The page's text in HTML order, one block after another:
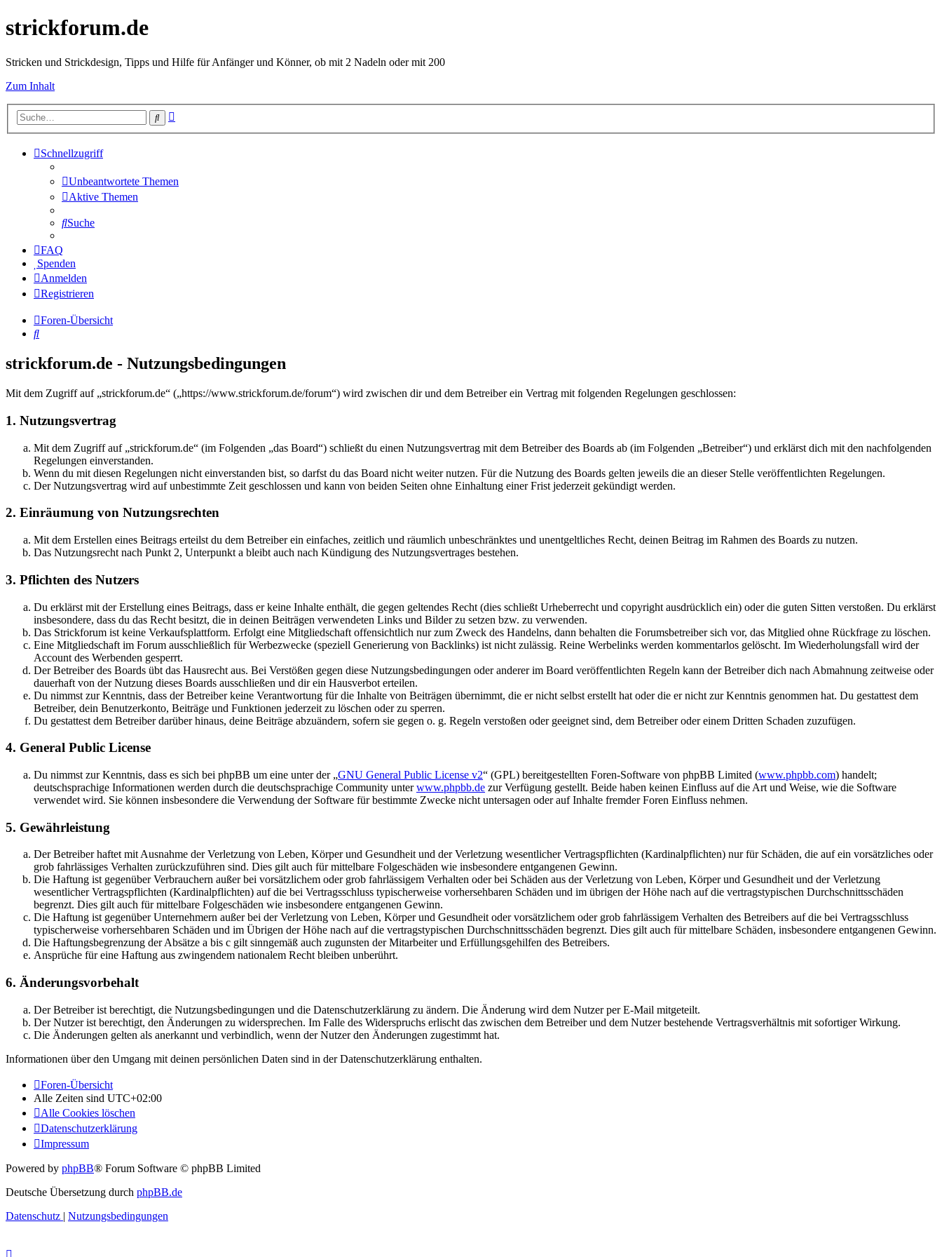
strickforum.de
Stricken und Strickdesign, Tipps und Hilfe für Anfänger und Könner, ob mit 2 Nadeln oder mit 200
Zum Inhalt
Suche
Schnellzugriff
Unbeantwortete Themen
Aktive Themen
Suche
FAQ
Spenden
Anmelden
Registrieren
Foren-Übersicht
Suche
strickforum.de - Nutzungsbedingungen
Mit dem Zugriff auf „strickforum.de“ („https://www.strickforum.de/forum“) wird zwischen dir und dem Betreiber ein Vertrag mit folgenden Regelungen geschlossen:
1. Nutzungsvertrag
Mit dem Zugriff auf „strickforum.de“ (im Folgenden „das Board“) schließt du einen Nutzungsvertrag mit dem Betreiber des Boards ab (im Folgenden „Betreiber“) und erklärst dich mit den nachfolgenden
Regelungen einverstanden.
Wenn du mit diesen Regelungen nicht einverstanden bist, so darfst du das Board nicht weiter nutzen. Für die Nutzung des Boards gelten jeweils die an dieser Stelle veröffentlichten Regelungen.
Der Nutzungsvertrag wird auf unbestimmte Zeit geschlossen und kann von beiden Seiten ohne Einhaltung einer Frist jederzeit gekündigt werden.
2. Einräumung von Nutzungsrechten
Mit dem Erstellen eines Beitrags erteilst du dem Betreiber ein einfaches, zeitlich und räumlich unbeschränktes und unentgeltliches Recht, deinen Beitrag im Rahmen des Boards zu nutzen.
Das Nutzungsrecht nach Punkt 2, Unterpunkt a bleibt auch nach Kündigung des Nutzungsvertrages bestehen.
3. Pflichten des Nutzers
Du erklärst mit der Erstellung eines Beitrags, dass er keine Inhalte enthält, die gegen geltendes Recht (dies schließt Urheberrecht und copyright ausdrücklich ein) oder die guten Sitten verstoßen. Du erklärst
insbesondere, dass du das Recht besitzt, die in deinen Beiträgen verwendeten Links und Bilder zu setzen bzw. zu verwenden.
Das Strickforum ist keine Verkaufsplattform. Erfolgt eine Mitgliedschaft offensichtlich nur zum Zweck des Handelns, dann behalten die Forumsbetreiber sich vor, das Mitglied ohne Rückfrage zu löschen.
Eine Mitgliedschaft im Forum ausschließlich für Werbezwecke (speziell Generierung von Backlinks) ist nicht zulässig. Reine Werbelinks werden kommentarlos gelöscht. Im Wiederholungsfall wird der
Account des Werbenden gesperrt.
Der Betreiber des Boards übt das Hausrecht aus. Bei Verstößen gegen diese Nutzungsbedingungen oder anderer im Board veröffentlichten Regeln kann der Betreiber dich nach Abmahnung zeitweise oder
dauerhaft von der Nutzung dieses Boards ausschließen und dir ein Hausverbot erteilen.
Du nimmst zur Kenntnis, dass der Betreiber keine Verantwortung für die Inhalte von Beiträgen übernimmt, die er nicht selbst erstellt hat oder die er nicht zur Kenntnis genommen hat. Du gestattest dem
Betreiber, dein Benutzerkonto, Beiträge und Funktionen jederzeit zu löschen oder zu sperren.
Du gestattest dem Betreiber darüber hinaus, deine Beiträge abzuändern, sofern sie gegen o. g. Regeln verstoßen oder geeignet sind, dem Betreiber oder einem Dritten Schaden zuzufügen.
4. General Public License
Du nimmst zur Kenntnis, dass es sich bei phpBB um eine unter der „GNU General Public License v2“ (GPL) bereitgestellten Foren-Software von phpBB Limited (www.phpbb.com) handelt;
deutschsprachige Informationen werden durch die deutschsprachige Community unterwww.phpbb.de zur Verfügung gestellt. Beide haben keinen Einfluss auf die Art und Weise, wie die Software
verwendet wird. Sie können insbesondere die Verwendung der Software für bestimmte Zwecke nicht untersagen oder auf Inhalte fremder Foren Einfluss nehmen.
5. Gewährleistung
Der Betreiber haftet mit Ausnahme der Verletzung von Leben, Körper und Gesundheit und der Verletzung wesentlicher Vertragspflichten (Kardinalpflichten) nur für Schäden, die auf ein vorsätzliches oder
grob fahrlässiges Verhalten zurückzuführen sind. Dies gilt auch für mittelbare Folgeschäden wie insbesondere entgangenen Gewinn.
Die Haftung ist gegenüber Verbrauchern außer bei vorsätzlichem oder grob fahrlässigem Verhalten oder bei Schäden aus der Verletzung von Leben, Körper und Gesundheit und der Verletzung
wesentlicher Vertragspflichten (Kardinalpflichten) auf die bei Vertragsschluss typischerweise vorhersehbaren Schäden und im übrigen der Höhe nach auf die vertragstypischen Durchschnittsschäden
begrenzt. Dies gilt auch für mittelbare Folgeschäden wie insbesondere entgangenen Gewinn.
Die Haftung ist gegenüber Unternehmern außer bei der Verletzung von Leben, Körper und Gesundheit oder vorsätzlichem oder grob fahrlässigem Verhalten des Betreibers auf die bei Vertragsschluss
typischerweise vorhersehbaren Schäden und im Übrigen der Höhe nach auf die vertragstypischen Durchschnittsschäden begrenzt. Dies gilt auch für mittelbare Schäden, insbesondere entgangenen Gewinn.
Die Haftungsbegrenzung der Absätze a bis c gilt sinngemäß auch zugunsten der Mitarbeiter und Erfüllungsgehilfen des Betreibers.
Ansprüche für eine Haftung aus zwingendem nationalem Recht bleiben unberührt.
6. Änderungsvorbehalt
Der Betreiber ist berechtigt, die Nutzungsbedingungen und die Datenschutzerklärung zu ändern. Die Änderung wird dem Nutzer per E-Mail mitgeteilt.
Der Nutzer ist berechtigt, den Änderungen zu widersprechen. Im Falle des Widerspruchs erlischt das zwischen dem Betreiber und dem Nutzer bestehende Vertragsverhältnis mit sofortiger Wirkung.
Die Änderungen gelten als anerkannt und verbindlich, wenn der Nutzer den Änderungen zugestimmt hat.
Informationen über den Umgang mit deinen persönlichen Daten sind in der Datenschutzerklärung enthalten.
Foren-Übersicht
Alle Zeiten sind UTC+02:00
Alle Cookies löschen
Datenschutzerklärung
Impressum
Powered by phpBB® Forum Software © phpBB Limited
Deutsche Übersetzung durch phpBB.de
Datenschutz | Nutzungsbedingungen